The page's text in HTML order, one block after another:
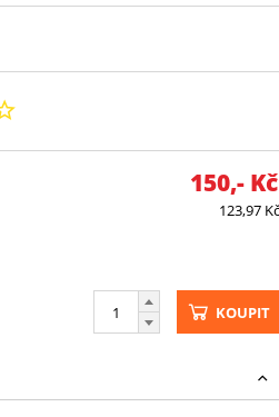
150,-
123,97
KOUPIT